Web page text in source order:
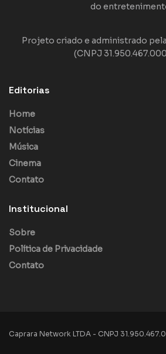
do
Projeto criado e administrado pela
(CNPJ
Editorias
Home
Notícias
Música
Cinema
Contato
Institucional
Sobre
Política de Privacidade
Contato
Caprara Network LTDA - CNPJ